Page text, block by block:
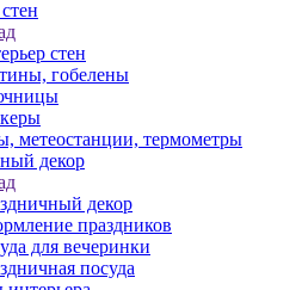
стен
гобелены
метеостанции, термометры
декор
декор
праздников
для вечеринки
посуда